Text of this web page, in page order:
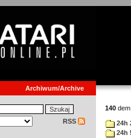
Archiwum/Archive
RSS
140
24h
24h